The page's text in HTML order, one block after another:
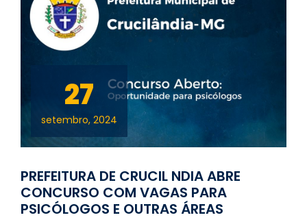
27
setembro, 2024
PREFEITURA DE CRUCIL NDIA ABRE
CONCURSO COM VAGAS PARA
PSICÓLOGOS E OUTRAS ÁREAS